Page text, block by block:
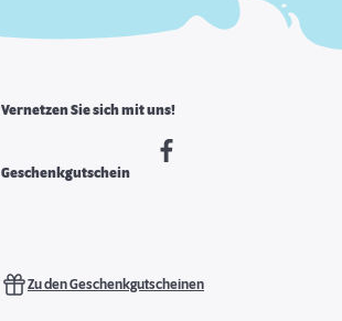
Vernetzen Sie sich mit uns!
Geschenkgutschein
Zu den Geschenkgutscheinen